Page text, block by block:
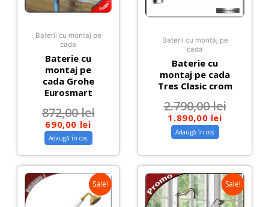
Baterii cu montaj pe
cada
Baterie cu
montaj pe
cada Grohe
Eurosmart
872,00lei
690,00 lei
Adaugă în coș
Baterii cu montaj pe
cada
Baterie cu
montaj pe cada
Tres Clasic crom
2.790,00lei
1.890,00 lei
Adaugă în coș
Sale! Sale!